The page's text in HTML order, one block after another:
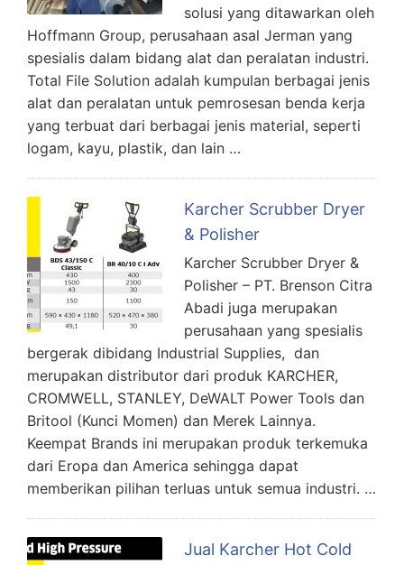
solusi yang ditawarkan oleh
Hoffmann Group, perusahaan asal Jerman yang
spesialis dalam bidang alat dan peralatan industri.
Total File Solution adalah kumpulan berbagai jenis
alat dan peralatan untuk pemrosesan benda kerja
yang terbuat dari berbagai jenis material, seperti
logam, kayu, plastik, dan lain …
Karcher Scrubber Dryer
& Polisher
Karcher Scrubber Dryer &
Polisher – PT. Brenson Citra
Abadi juga merupakan
perusahaan yang spesialis
bergerak dibidang Industrial Supplies, dan
merupakan distributor dari produk KARCHER,
CROMWELL, STANLEY, DeWALT Power Tools dan
Britool (Kunci Momen) dan Merek Lainnya.
Keempat Brands ini merupakan produk terkemuka
dari Eropa dan America sehingga dapat
memberikan pilihan terluas untuk semua industri. …
Jual Karcher Hot Cold